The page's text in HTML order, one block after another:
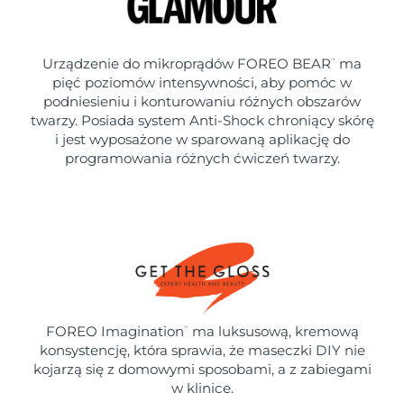
Urządzenie do mikroprądów FOREO BEAR ™
ma
pięć poziomów intensywności, aby pomóc w
podniesieniu i konturowaniu różnych obszarów
twarzy. Posiada system Anti-Shock chroniący skórę
i jest wyposażone w sparowaną aplikację do
programowania różnych ćwiczeń twarzy.
FOREO Imagination ™
ma luksusową, kremową
konsystencję, która sprawia, że maseczki DIY nie
kojarzą się z domowymi sposobami, a z zabiegami
w klinice.